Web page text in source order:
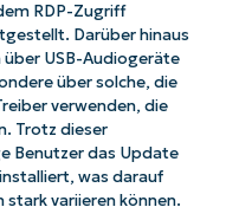
RDP-Zugriff
Darüber hinaus
USB-Audiogeräte
über solche, die
verwenden, die
Trotz dieser
Benutzer das Update
was darauf
variieren können.